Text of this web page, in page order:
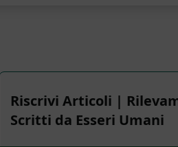
Riscrivi Articoli |
Scritti da Esseri Umani